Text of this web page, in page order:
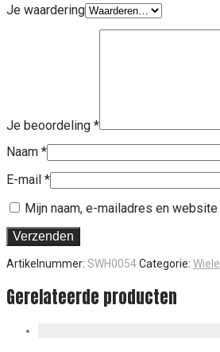
Je waardering
Je beoordeling *
Naam *
E-mail *
Mijn naam, e-mailadres en
Artikelnummer: SWH0054Categorie:
Gerelateerde producten